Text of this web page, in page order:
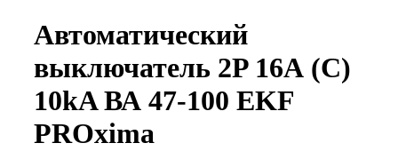
Автоматический
выключатель 2P 16А (C)
10kA ВА 47-100 EKF
PROxima